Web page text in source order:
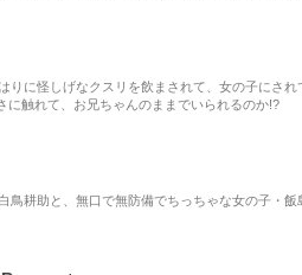
りに怪しげなクスリを飲まされて、女の子にさ
に触れて、お兄ちゃんのままでいられるのか!?
鳥耕助と、無口で無防備でちっちゃな女の子・